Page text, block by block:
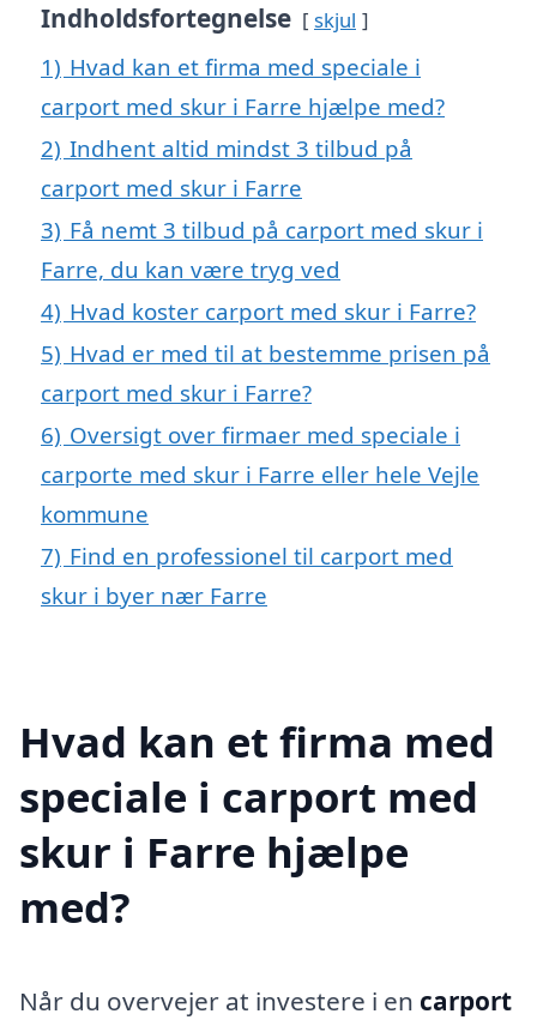
Indholdsfortegnelse skjul
1) Hvad kan et firma med speciale i
carport med skur i Farre hjælpe med?
2) Indhent altid mindst 3 tilbud på
carport med skur i Farre
3) Få nemt 3 tilbud på carport med skur i
Farre, du kan være tryg ved
4) Hvad koster carport med skur i Farre?
5) Hvad er med til at bestemme prisen på
carport med skur i Farre?
6) Oversigt over firmaer med speciale i
carporte med skur i Farre eller hele Vejle
kommune
7) Find en professionel til carport med
skur i byer nær Farre
Hvad kan et firma med
speciale i carport med
skur i Farre hjælpe
med?
Når du overvejer at investere i en carport